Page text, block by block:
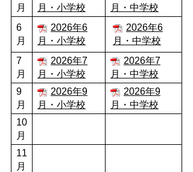
月
月・小学校
月・中学校
6
月
2026年6
月・小学校
2026年6
月・中学校
7
月
2026年7
月・小学校
2026年7
月・中学校
9
月
2026年9
月・小学校
2026年9
月・中学校
10
月
11
月